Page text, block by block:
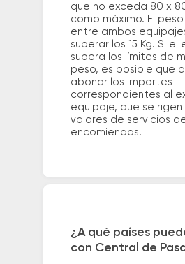
que no exceda 80 x
como máximo. El
entre ambos
superar los 15 Kg. Si el
supera los límites de
peso, es posible que
abonar los importes
correspondientes al
equipaje, que se rigen
valores de servicios
encomiendas.
¿A qué países
con Central de